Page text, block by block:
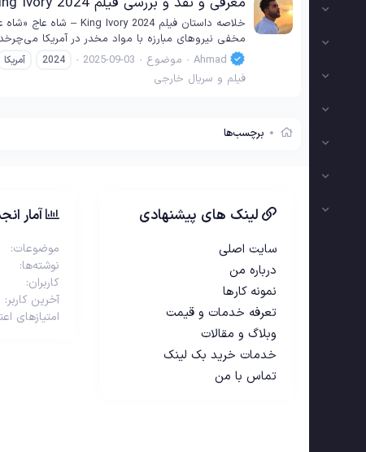
مخفی نیروهای مبارزه با مواد مخدر در آمریکا
Ahmad
موضوع 2025-09-03
2024 آمریکا
فیلم و سریال خارجی
برچسب‌ها
لینک های پیشنهادی
سایت اصلی
درباره من
نمونه کارها
تعرفه خدمات و قیمت
وبلاگ و مقالات
خدمات خرید بک لینک
تماس با من
آمار
موضوعات
نوشته‌ها
کاربران
آخرین کاربر
امتیازهای